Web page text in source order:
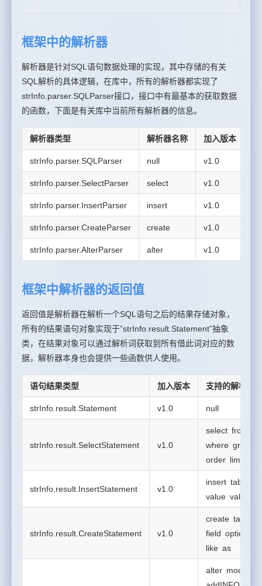
框架中的解析器
解析器是针对SQL语句数据处理的实现，其中存储的有关
SQL解析的具体逻辑，在库中，所有的解析器都实现了
strInfo.parser.SQLParser接口，接口中有最基本的获取数据
的函数，下面是有关库中当前所有解析器的信息。
解析器类型 解析器名称 加入版本
strInfo.parser.SQLParser null v1.0
strInfo.parser.SelectParser select v1.0
strInfo.parser.InsertParser insert v1.0
strInfo.parser.CreateParser create v1.0
strInfo.parser.AlterParser alter v1.0
框架中解析器的返回值
返回值是解析器在解析一个SQL语句之后的结果存储对象，
所有的结果语句对象实现于”strInfo.result.Statement”抽象
类，在结果对象可以通过解析词获取到所有借此词对应的数
据，解析器本身也会提供一些函数供人使用。
语句结果类型 加入版本 支持的解析词
strInfo.result.Statement v1.0 null
strInfo.result.SelectStatement v1.0
select from
where group
order limit
strInfo.result.InsertStatement v1.0
insert table
value values
strInfo.result.CreateStatement v1.0
create table
field option
like as
alter mod
addINFO